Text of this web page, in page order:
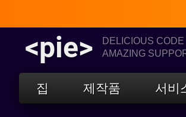
<pie>
DELICIOUS CODE
AMAZING
집 제작품 서비